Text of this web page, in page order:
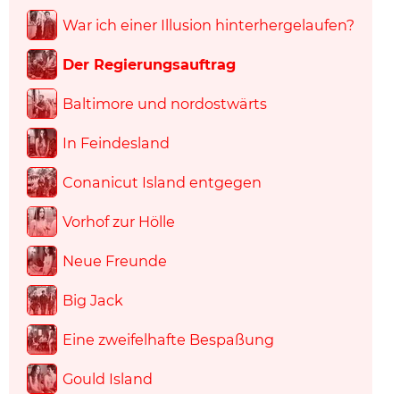
War ich einer Illusion hinterhergelaufen?
Der Regierungsauftrag
Baltimore und nordostwärts
In Feindesland
Conanicut Island entgegen
Vorhof zur Hölle
Neue Freunde
Big Jack
Eine zweifelhafte Bespaßung
Gould Island